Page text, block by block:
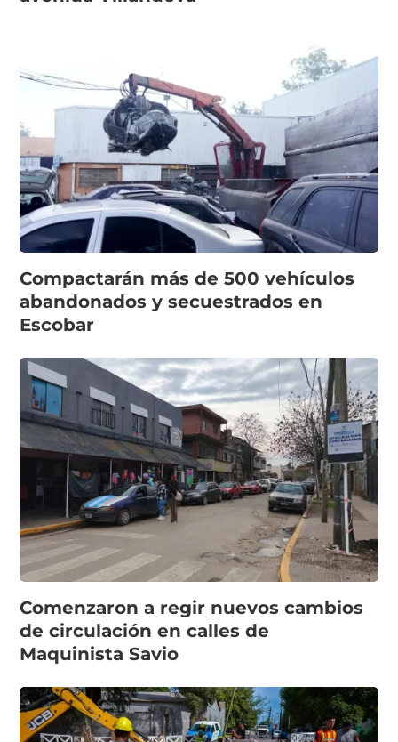
Compactarán más de 500 vehículos
abandonados y secuestrados en
Escobar
Comenzaron a regir nuevos cambios
de circulación en calles de
Maquinista Savio